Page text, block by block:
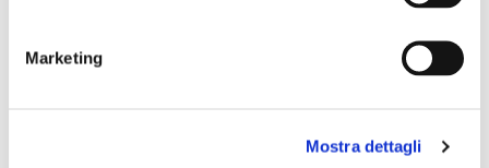
Marketing
Mostra dettagli